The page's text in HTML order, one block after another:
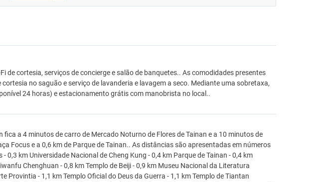
de cortesia, serviços de concierge e salão de banquetes.. As comodidades presentes
no saguão e serviço de lavanderia e lavagem a seco. Mediante uma sobretaxa,
24 horas) e estacionamento grátis com manobrista no local..
fica a 4 minutos de carro de Mercado Noturno de Flores de Tainan e a 10 minutos de
Focus e a 0,6 km de Parque de Tainan.. As distâncias são apresentadas em números
0,3 km Universidade Nacional de Cheng Kung - 0,4 km Parque de Tainan - 0,4 km
Chenghuan - 0,8 km Templo de Beiji - 0,9 km Museu Nacional da Literatura
Provintia - 1,1 km Templo Oficial do Deus da Guerra - 1,1 km Templo de Tiantan